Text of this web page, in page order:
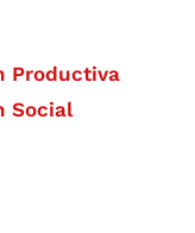
Productiva
Social